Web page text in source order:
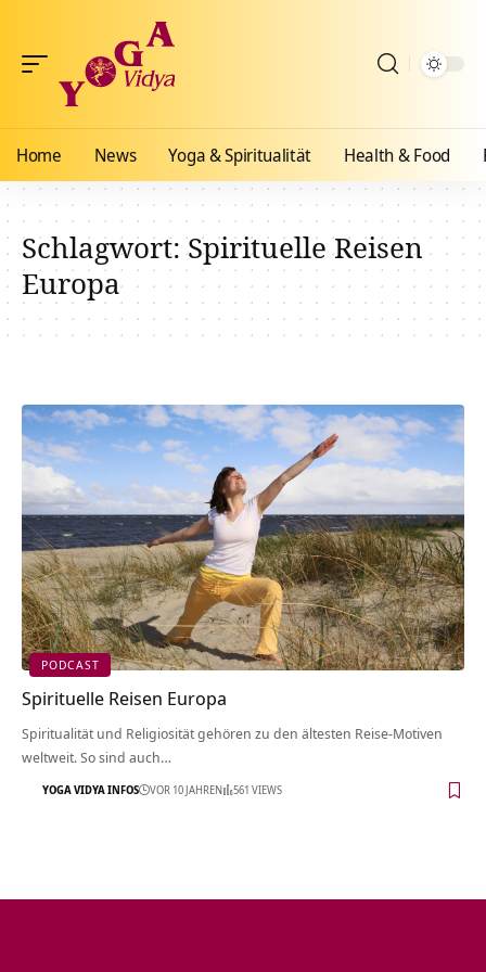
Home News Yoga & Spiritualität Health & Food
Schlagwort:Spirituelle Reisen
Europa
PODCAST
Spirituelle Reisen Europa
Spiritualität und Religiosität gehören zu den ältesten Reise-Motiven
weltweit. So sind auch…
YOGA VIDYA INFOS VOR 10 JAHREN 561 VIEWS